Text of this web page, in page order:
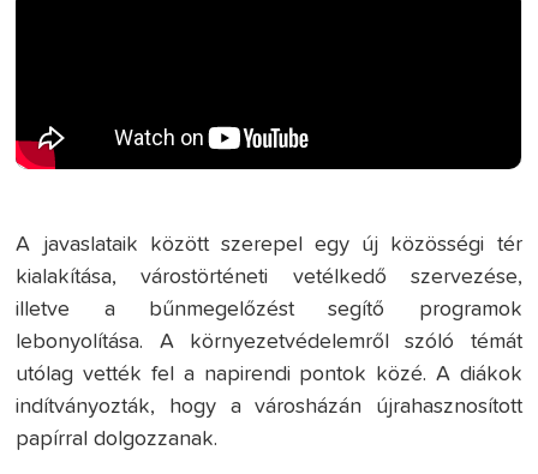
A javaslataik között szerepel egy új közösségi tér
kialakítása, várostörténeti vetélkedő szervezése,
illetve a bűnmegelőzést segítő programok
lebonyolítása. A környezetvédelemről szóló témát
utólag vették fel a napirendi pontok közé. A diákok
indítványozták, hogy a városházán újrahasznosított
papírral dolgozzanak.